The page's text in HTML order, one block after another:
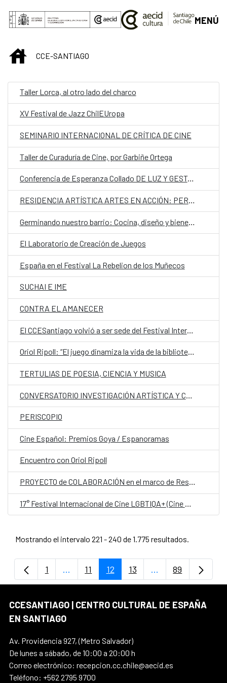
Saltar al contenido principal
MENÚ
INICIOCCE-SANTIAGO
Taller Lorca, al otro lado del charco
XV Festival de Jazz ChilEUropa
SEMINARIO INTERNACIONAL DE CRÍTICA DE CINE
Taller de Curaduría de Cine, por Garbiñe Ortega
Conferencia de Esperanza Collado DE LUZ Y GESTO: EXPLORACIONES EN EL MONTAJE ESPACIAL
RESIDENCIA ARTÍSTICA ARTES EN ACCIÓN: PERCETÓMETROS
Germinando nuestro barrio: Cocina, diseño y bienestar
El Laboratorio de Creación de Juegos
España en el Festival La Rebelion de los Muñecos
SUCHAI E IME
CONTRA EL AMANECER
El CCESantiago volvió a ser sede del Festival Internacional de Cine LGBTIQ+ el más antiguo de su tipo en Chile
Oriol Ripoll: “El juego dinamiza la vida de la biblioteca y convierte a quien lee en protagonista”
TERTULIAS DE POESIA, CIENCIA Y MUSICA
PERISCOPIO
Cine Español: Premios Goya / Espanoramas
Encuentro con Oriol Ripoll
PROYECTO de COLABORACIÓN en el marco de Residencias entre Escuela de Arte de la Universidad Católica de Temuco (Chile), con el espacio de Residencias a Cobert y el Festival Ex Abrupto (España)
Mostrando el intervalo 221 - 240 de 1.775 resultados.
Página
1 ...Páginas intermedias Use TAB para
Página
11 Página
12 Página
13 ...PáginasPágina
89
CCESANTIAGO | CENTRO CULTURAL DE ESPAÑA
EN SANTIAGO
Av. Providencia 927, (Metro Salvador)
De lunes a sábado, de 10:00 a 20:00 h
Correo electrónico: recepcion.cc.chile@aecid.es
Teléfono: +562 2795 9700